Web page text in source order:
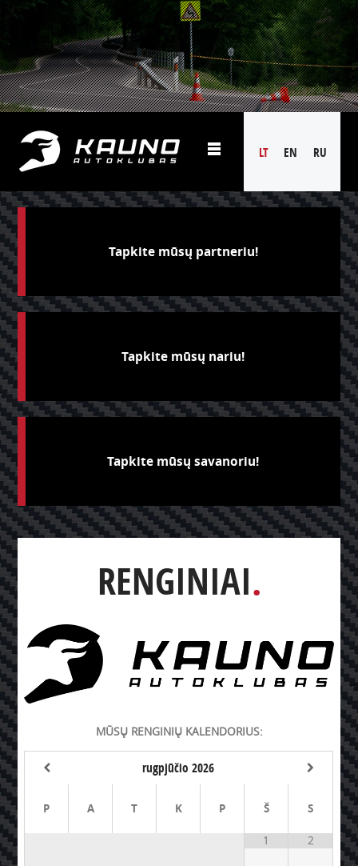
LT EN RU
Tapkite mūsų partneriu!
Tapkite mūsų nariu!
Tapkite mūsų savanoriu!
RENGINIAI
MŪSŲ RENGINIŲ KALENDORIUS:
rugpjūčio 2026
P A T K P Š S
1 2